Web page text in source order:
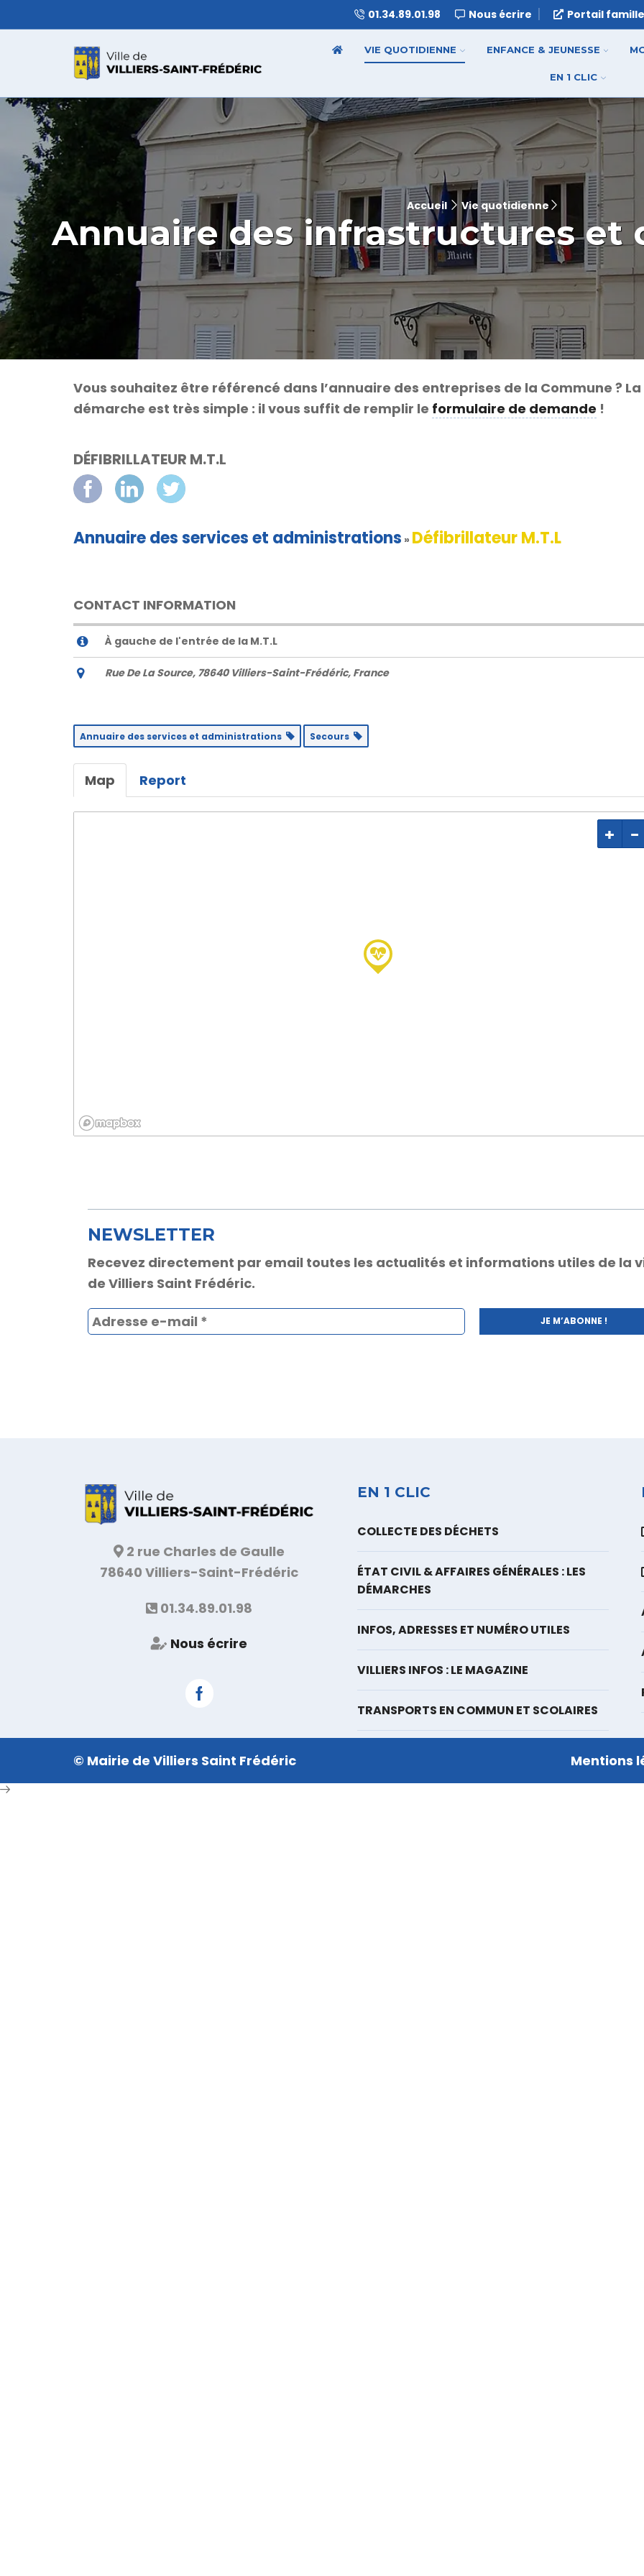
01.34.89.01.98 Nous écrire Portail
VIE QUOTIDIENNE ENFANCE & JEUNESSE
EN 1 CLIC
Accueil Vie quotidienne
Annuaire des infrastructures et
Vous souhaitez être référencé dans l’annuaire des entreprises de la Commune ? La
démarche est très simple : il vous suffit de remplir le formulaire de demande !
DÉFIBRILLATEUR M.T.L
Annuaire des services et administrations » Défibrillateur M.T.L
CONTACT INFORMATION
À gauche de l'entrée de la M.T.L
Rue De La Source, 78640 Villiers-Saint-Frédéric, France
Annuaire des services et administrations Secours
Map Report
NEWSLETTER
Recevez directement par email toutes les actualités et informations utiles de la
de Villiers Saint Frédéric.
2 rue Charles de Gaulle
78640 Villiers-Saint-Frédéric
01.34.89.01.98
Nous écrire
Facebook
EN 1 CLIC
COLLECTE DES DÉCHETS
ÉTAT CIVIL & AFFAIRES GÉNÉRALES : LES
DÉMARCHES
INFOS, ADRESSES ET NUMÉRO UTILES
VILLIERS INFOS : LE MAGAZINE
TRANSPORTS EN COMMUN ET SCOLAIRES
© Mairie de Villiers Saint Frédéric Mentions